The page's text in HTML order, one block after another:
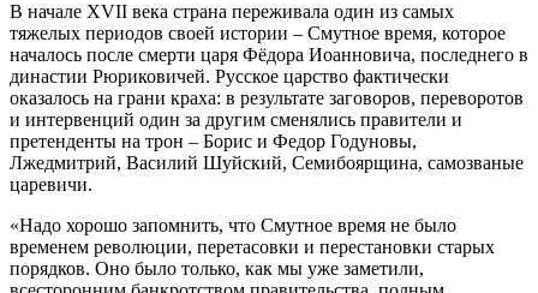
В начале XVII века страна переживала один из самых
тяжелых периодов своей истории – Смутное время, которое
началось после смерти царя Фёдора Иоанновича, последнего в
династии Рюриковичей. Русское царство фактически
оказалось на грани краха: в результате заговоров, переворотов
и интервенций один за другим сменялись правители и
претенденты на трон – Борис и Федор Годуновы,
Лжедмитрий, Василий Шуйский, Семибоярщина, самозваные
царевичи.
«Надо хорошо запомнить, что Смутное время не было
временем революции, перетасовки и перестановки старых
порядков. Оно было только, как мы уже заметили,